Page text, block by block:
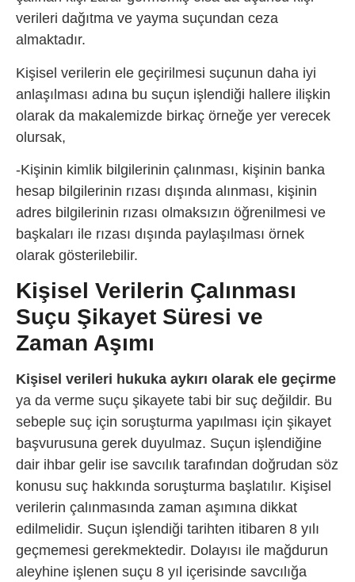
verileri dağıtma ve yayma suçundan ceza
almaktadır.
Kişisel verilerin ele geçirilmesi suçunun daha iyi
anlaşılması adına bu suçun işlendiği hallere ilişkin
olarak da makalemizde birkaç örneğe yer verecek
olursak,
-Kişinin kimlik bilgilerinin çalınması, kişinin banka
hesap bilgilerinin rızası dışında alınması, kişinin
adres bilgilerinin rızası olmaksızın öğrenilmesi ve
başkaları ile rızası dışında paylaşılması örnek
olarak gösterilebilir.
Kişisel Verilerin Çalınması
Suçu Şikayet Süresi ve
Zaman Aşımı
Kişisel verileri hukuka aykırı olarak ele geçirme
ya da verme suçu şikayete tabi bir suç değildir. Bu
sebeple suç için soruşturma yapılması için şikayet
başvurusuna gerek duyulmaz. Suçun işlendiğine
dair ihbar gelir ise savcılık tarafından doğrudan söz
konusu suç hakkında soruşturma başlatılır. Kişisel
verilerin çalınmasında zaman aşımına dikkat
edilmelidir. Suçun işlendiği tarihten itibaren 8 yılı
geçmemesi gerekmektedir. Dolayısı ile mağdurun
aleyhine işlenen suçu 8 yıl içerisinde savcılığa